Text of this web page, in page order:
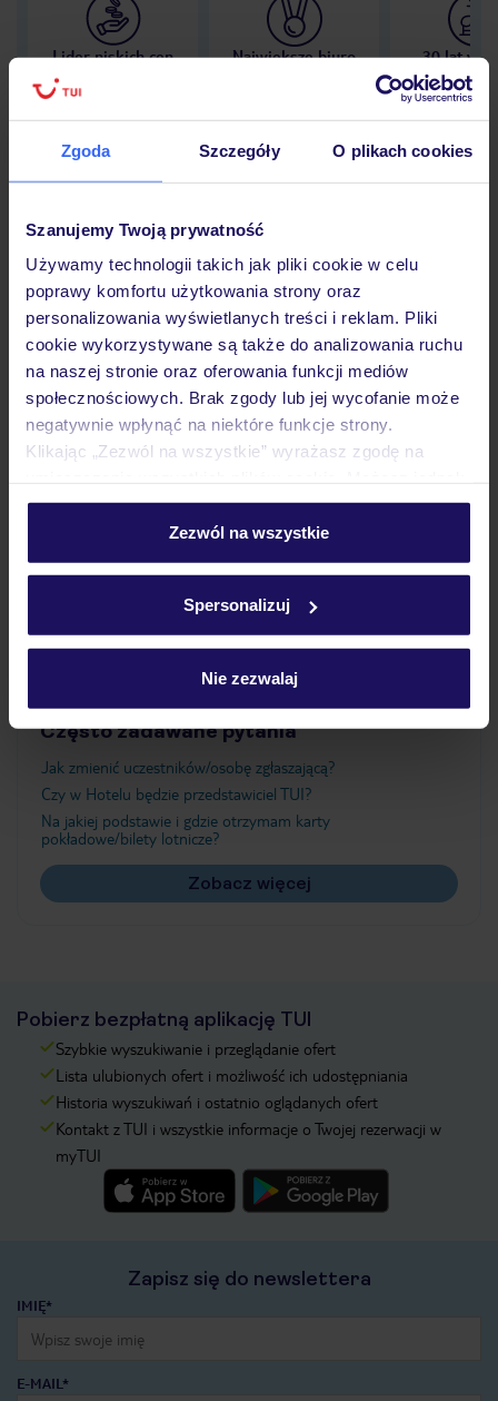
Zgoda Szczegóły O plikach cookies
Szanujemy Twoją prywatność
Używamy technologii takich jak pliki cookie w celu
poprawy komfortu użytkowania strony oraz
personalizowania wyświetlanych treści i reklam. Pliki
cookie wykorzystywane są także do analizowania ruchu
na naszej stronie oraz oferowania funkcji mediów
społecznościowych. Brak zgody lub jej wycofanie może
negatywnie wpłynąć na niektóre funkcje strony.
Klikając „Zezwól na wszystkie” wyrażasz zgodę na
personalizować swój wybór wchodząc w zakładkę
Szczegółowe informacje o plikach cookie znajdziesz
Zezwól na wszystkie
Spersonalizuj
Nie zezwalaj
Lider niskich cen
Największe biuro
30 lat w
Hotel
Opinie
Pokoje
Wyżywienie
Ważne informacje
Często zadawane pytania
Jak zmienić uczestników/osobę zgłaszającą?
Czy w Hotelu będzie przedstawiciel TUI?
Na jakiej podstawie i gdzie otrzymam karty
pokładowe/bilety lotnicze?
Zobacz więcej
Pobierz bezpłatną aplikację TUI
Szybkie wyszukiwanie i przeglądanie ofert
Lista ulubionych ofert i możliwość ich udostępniania
Historia wyszukiwań i ostatnio oglądanych ofert
Kontakt z TUI i wszystkie informacje o Twojej rezerwacji w
myTUI
Zapisz się do newslettera
IMIĘ*
E-MAIL*